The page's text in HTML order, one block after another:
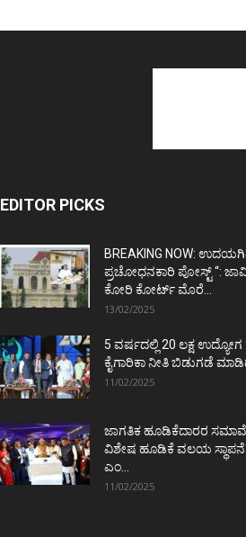
EDITOR PICKS
BREAKING NOW:
ಪ್ರಚೋಧನಕಾರಿ ಪೋಸ್ಟ್‌ “:
ಕೋರಿ ಕೋರ್ಟ್‌ ಮೊರೆ...
13/02/2025
5 ವರ್ಷದಲ್ಲಿ 20 ಲಕ್ಷ
ಕೈಗಾರಿಕಾ ನೀತಿ ಬಿಡುಗಡೆ
11/02/2025
ಜಾಗತಿಕ ಹೂಡಿಕೆದಾರರ
ವಿಶೇಷ ಹೂಡಿಕೆ ವಲಯ
ಎಂ...
11/02/2025